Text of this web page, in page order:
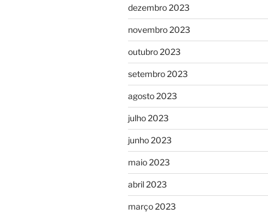
dezembro 2023
novembro 2023
outubro 2023
setembro 2023
agosto 2023
julho 2023
junho 2023
maio 2023
abril 2023
março 2023